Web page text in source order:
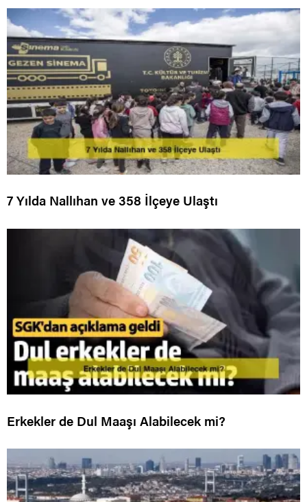
7 Yılda Nallıhan ve 358 İlçeye Ulaştı
Erkekler de Dul Maaşı Alabilecek mi?